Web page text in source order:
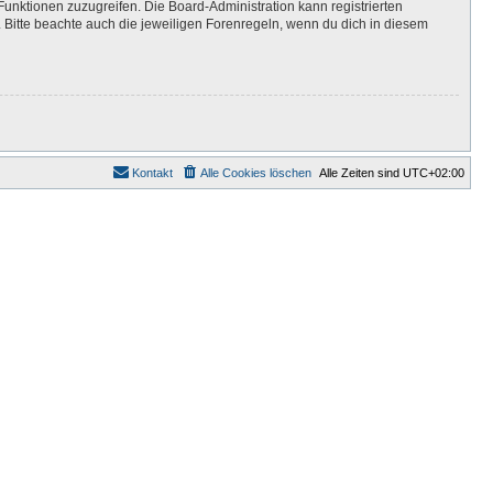
zuzugreifen. Die Board-Administration kann registrierten
beachte auch die jeweiligen Forenregeln, wenn du dich in diesem
Alle Zeiten sind UTC+02:00
Alle Cookies löschen
Kontakt